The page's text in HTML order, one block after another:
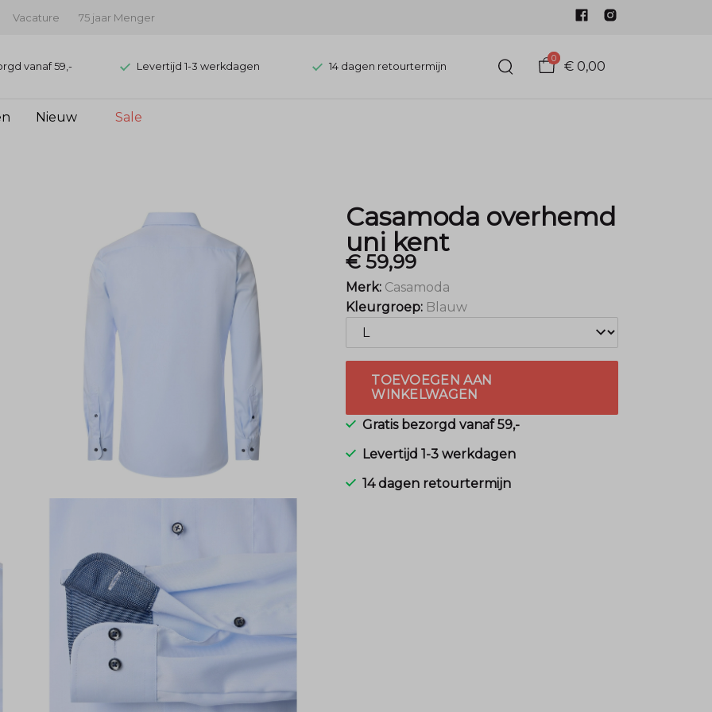
Vacature 75 jaar Menger
vanaf 59,- Levertijd 1-3 werkdagen 14 dagen retourtermijn
0
€ 0,00
Nieuw Sale
Casamoda overhemd
uni kent
€ 59,99
Merk: Casamoda
Kleurgroep: Blauw
TOEVOEGEN AAN
WINKELWAGEN
Gratis bezorgd vanaf 59,-
Levertijd 1-3 werkdagen
14 dagen retourtermijn